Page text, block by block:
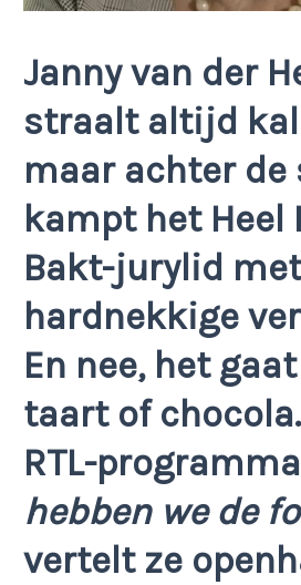
Janny van der
straalt altijd
maar achter de
kampt het Heel
Bakt-jurylid
hardnekkige
En nee, het
taart of
RTL-programma
hebben we de
vertelt ze